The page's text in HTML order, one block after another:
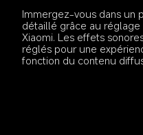
Immergez-vous dans un
détaillé grâce au
Xiaomi. Les effets
réglés pour une
fonction du contenu